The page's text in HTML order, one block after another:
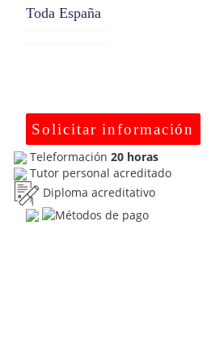
Toda España
Solicitar información
Teleformación 20 horas
Tutor personal acreditado
Diploma acreditativo